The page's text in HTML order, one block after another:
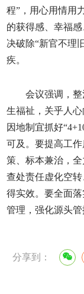
程”，用心用情用
的获得感、幸福
决破除“新官不理
疾。
会议强调，
生福祉，关乎人
因地制宜抓好
可及。要提高工
策、标本兼治，
查处责任虚化空
得实效。要全面
管理，强化源头管
分享到：